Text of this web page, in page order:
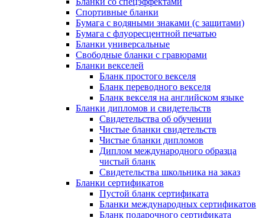
Спортивные бланки
Бумага с водяными знаками (с защитами)
Бумага с флуоресцентной печатью
Бланки универсальные
Свободные бланки с гравюрами
Бланки векселей
Бланк простого векселя
Бланк переводного векселя
Бланк векселя на английском языке
Бланки дипломов и свидетельств
Свидетельства об обучении
Чистые бланки свидетельств
Чистые бланки дипломов
Диплом международного образца
чистый бланк
Свидетельства школьника на заказ
Бланки сертификатов
Пустой бланк сертификата
Бланки международных сертификатов
Бланк подарочного сертификата